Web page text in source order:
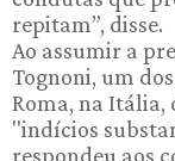
repitam”, disse.
Ao assumir a
Tognoni, um
Roma, na
"indícios
respondeu aos